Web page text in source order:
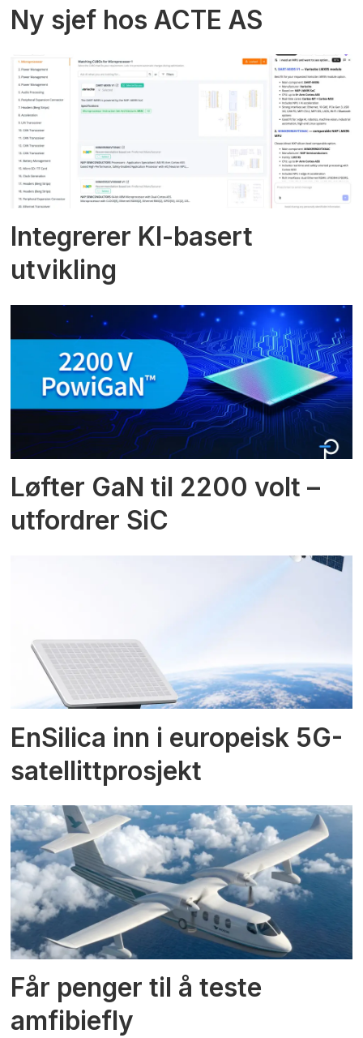
Ny sjef hos ACTE AS
Integrerer KI-basert
utvikling
Løfter GaN til 2200 volt –
utfordrer SiC
EnSilica inn i europeisk 5G-
satellittprosjekt
Får penger til å teste
amfibiefly